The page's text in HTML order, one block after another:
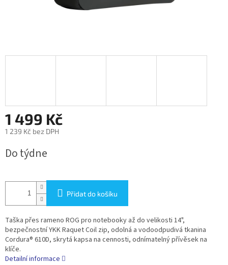
1 499 Kč
1 239 Kč bez DPH
cena:
Do týdne
Přidat do košíku
Taška přes rameno ROG pro notebooky až do velikosti 14",
bezpečnostní YKK Raquet Coil zip, odolná a vodoodpudivá tkanina
Cordura® 610D, skrytá kapsa na cennosti, odnímatelný přívěsek na
klíče.
Detailní informace